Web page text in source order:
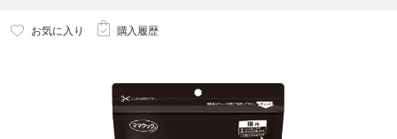
お気に入り 購入履歴